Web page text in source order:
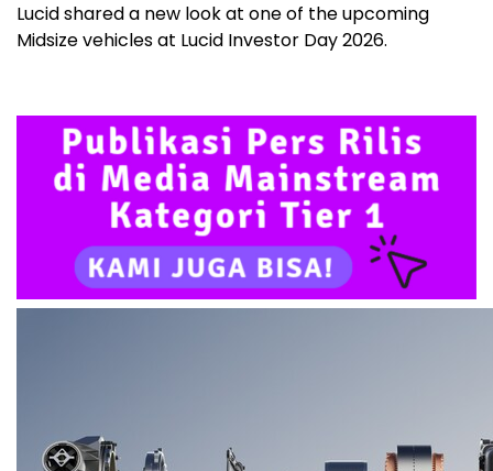
Lucid shared a new look at one of the upcoming
Midsize vehicles at Lucid Investor Day 2026.